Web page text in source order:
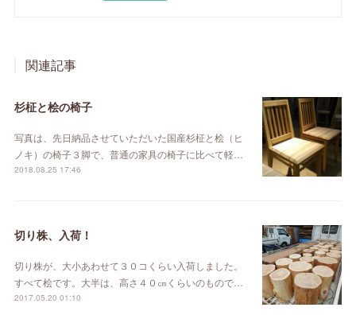
関連記事
杉柾と桧の椅子
写真は、先日納品させていただいた国産杉柾と桧（ヒ
ノキ）の椅子３脚で、普通の家具の椅子に比べて軽…
2018.08.25 17:46
切り株、入荷！
切り株が、大小あわせて３０コくらい入荷しました。
すべて桧です。大半は、高さ４０㎝くらいのもので…
2017.05.20 01:10